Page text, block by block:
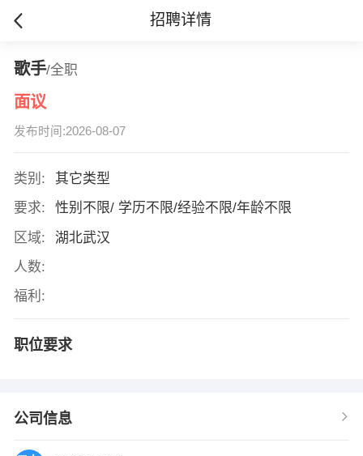
招聘详情
歌手/全职
面议
发布时间:2026-08-07
类别:
其它类型
要求:
性别不限/ 学历不限/经验不限/年龄不限
区域:
湖北武汉
人数:
福利:
职位要求
公司信息